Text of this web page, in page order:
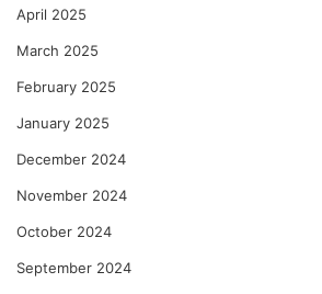
April 2025
March 2025
February 2025
January 2025
December 2024
November 2024
October 2024
September 2024